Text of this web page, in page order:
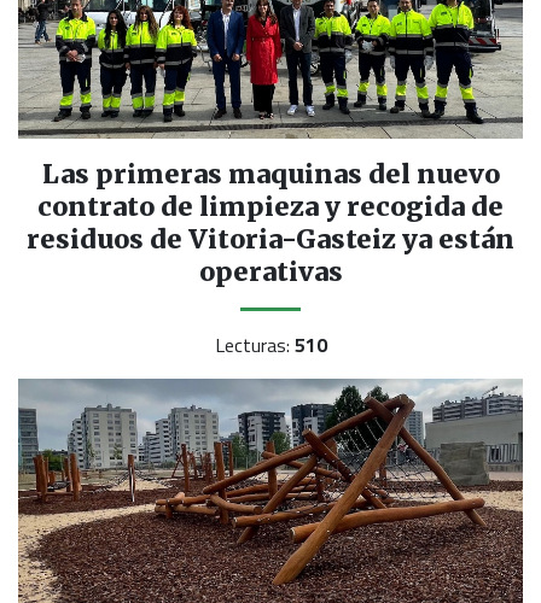
Las primeras maquinas del nuevo
contrato de limpieza y recogida de
residuos de Vitoria-Gasteiz ya están
operativas
Lecturas: 510